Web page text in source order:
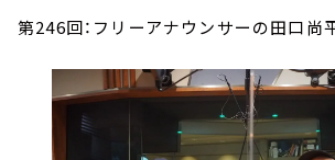
第246回：フリーアナウンサーの田口尚